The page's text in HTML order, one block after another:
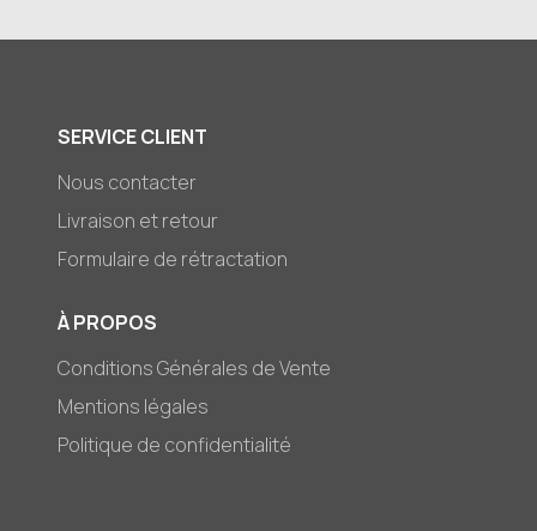
SERVICE CLIENT
Nous contacter
Livraison et retour
Formulaire de rétractation
À PROPOS
Conditions Générales de Vente
Mentions légales
Politique de confidentialité